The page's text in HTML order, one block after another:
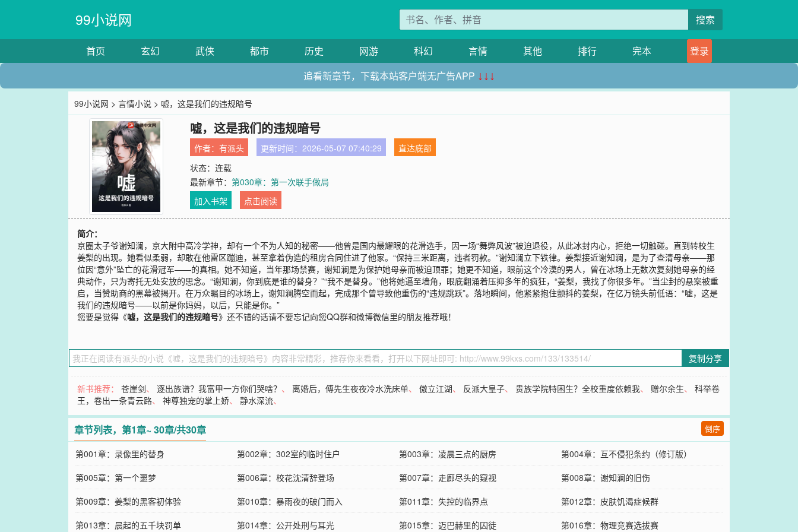
99小说网 搜索
首页 玄幻 武侠 都市 历史 网游 科幻 言情 其他 排行 完本
登录
追看新章节，下载本站客户端无广告APP ↓↓↓
99小说网 >言情小说 > 嘘，这是我们的违规暗号
嘘，这是我们的违规暗号
作者：有派头 更新时间：2026-05-07 07:40:29
直达底部
状态：连载
最新章节：第030章：第一次联手做局
加入书架
点击阅读
简介：
京圈太子爷谢知澜，京大附中高冷学神，却有一个不为人知的秘密——他曾是国内最耀眼的花滑选手，因一场“舞弊风波”被迫退役，从此冰封内心，拒绝一切触碰。直到转校生
姜梨的出现。她看似柔弱，却敢在他雷区蹦迪，甚至拿着伪造的租房合同住进了他家。“保持三米距离，违者罚款。”谢知澜立下铁律。姜梨接近谢知澜，是为了查清母亲——那
位因“意外”坠亡的花滑冠军——的真相。她不知道，当年那场禁赛，谢知澜是为保护她母亲而被迫顶罪；她更不知道，眼前这个冷漠的男人，曾在冰场上无数次复刻她母亲的经
典动作，只为寄托无处安放的思念。“谢知澜，你到底是谁的替身？”“我不是替身。”他将她逼至墙角，眼底翻涌着压抑多年的疯狂，“姜梨，我找了你很多年。”当尘封的悬案被重
启，当赞助商的黑幕被揭开。在万众瞩目的冰场上，谢知澜腾空而起，完成那个曾导致他重伤的“违规跳跃”。落地瞬间，他紧紧抱住颤抖的姜梨，在亿万镜头前低语：“嘘，这是
我们的违规暗号——以前是你妈妈，以后，只能是你。”
您要是觉得《嘘，这是我们的违规暗号》还不错的话请不要忘记向您QQ群和微博微信里的朋友推荐哦！
复制分享
新书推荐：苍崖剑、逐出族谱？我富甲一方你们哭啥？ 、 离婚后，傅先生夜夜冷水洗床单、傲立江湖、 反派大皇子、贵族学院特困生？全校重度依赖我、 赠尔余生、科举卷
王，卷出一条青云路、神尊独宠的掌上娇、静水深流、
章节列表，第1章~ 30章/共30章 倒序
第001章：录像里的替身 第002章：302室的临时住户 第003章：凌晨三点的厨房
第004章：互不侵犯条约（修订版）
第005章：第一个噩梦
第006章：校花沈清辞登场 第007章：走廊尽头的窥视
第008章：谢知澜的旧伤
第009章：姜梨的黑客初体验
第010章：暴雨夜的破门而入 第011章：失控的临界点
第012章：皮肤饥渴症候群
第013章：晨起的五千块罚单
第014章：公开处刑与耳光 第015章：迈巴赫里的囚徒 第016章：物理竞赛选拔赛